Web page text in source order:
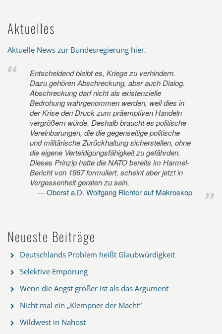
Aktuelles
Aktuelle News zur Bundesregierung hier.
Entscheidend bleibt es, Kriege zu verhindern.
Dazu gehören Abschreckung, aber auch Dialog.
Abschreckung darf nicht als existenzielle
Bedrohung wahrgenommen werden, weil dies in
der Krise den Druck zum präemptiven Handeln
vergrößern würde. Deshalb braucht es politische
Vereinbarungen, die die gegenseitige politische
und militärische Zurückhaltung sicherstellen, ohne
die eigene Verteidigungsfähigkeit zu gefährden.
Dieses Prinzip hatte die NATO bereits im Harmel-
Bericht von 1967 formuliert, scheint aber jetzt in
Vergessenheit geraten zu sein.
Oberst a.D. Wolfgang Richter auf Makroskop
Neueste Beiträge
Deutschlands Problem heißt Glaubwürdigkeit
Selektive Empörung
Wenn die Angst größer ist als das Argument
Nicht mal ein „Klempner der Macht“
Wildwest in Nahost